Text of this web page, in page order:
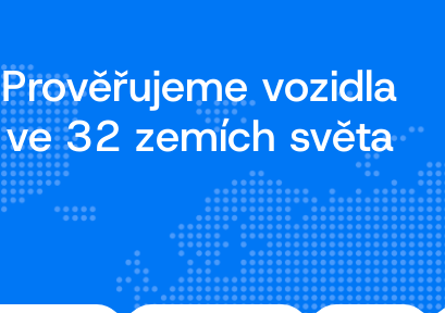
Prověřujeme vozidla
ve 32 zemích světa